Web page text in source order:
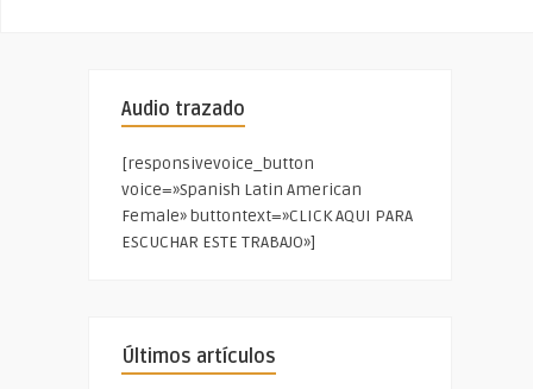
Audio trazado
[responsivevoice_button
voice=»Spanish Latin American
Female» buttontext=»CLICK AQUI PARA
ESCUCHAR ESTE TRABAJO»]
Últimos artículos